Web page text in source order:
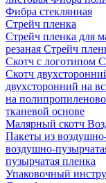
Фибра стеклянная
Стрейч пленка
Стрейч пленка для
резаная Стрейч
Скотч с логотипом
Скотч
двухсторонний на
на
тканевой основе
Малярный скотч
Пакеты из
воздушно-
пузырчатая пленка
Упаковочный